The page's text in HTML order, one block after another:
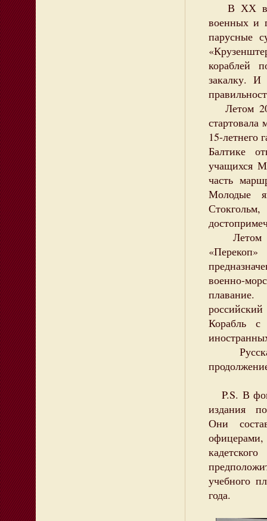
В ХХ
военных и
парусные
кораблей
закалку.
Летом
стартовала
15-
Балтике
учащихся
часть
Молодые
Летом
военно-
Корабль
P.S. В
издания
Они
учебного
года.